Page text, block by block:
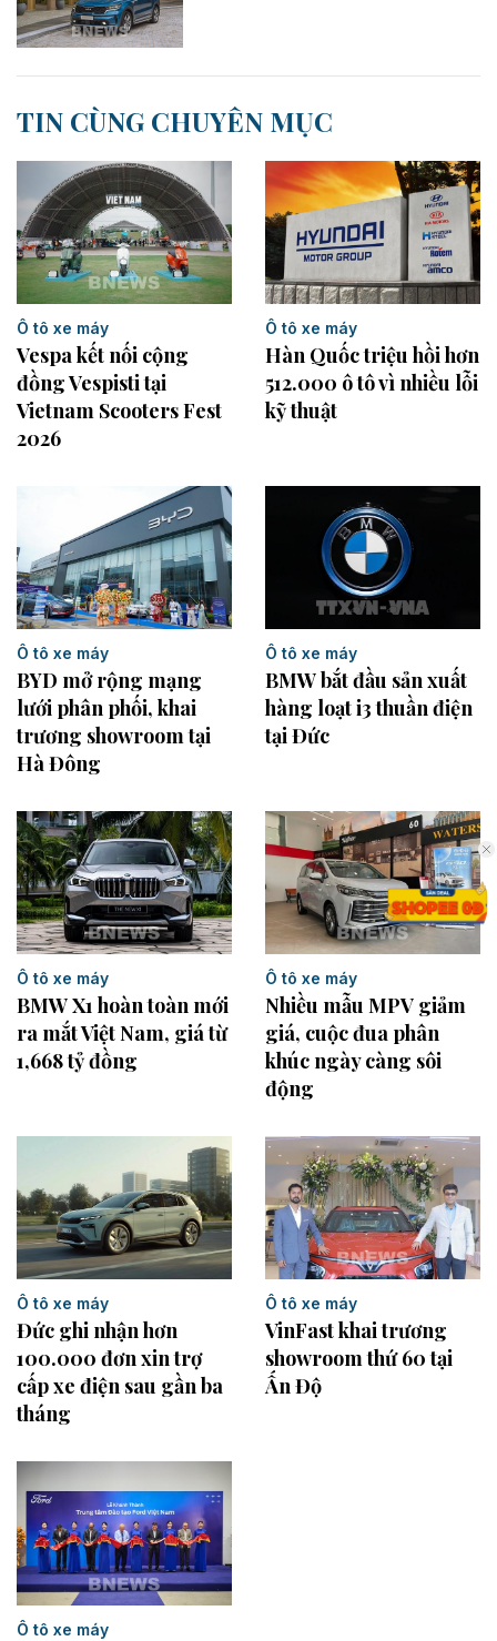
TIN CÙNG CHUYÊN MỤC
Ô tô xe máy
Vespa kết nối cộng
đồng Vespisti tại
Vietnam Scooters Fest
2026
Ô tô xe máy
Hàn Quốc triệu hồi hơn
512.000 ô tô vì nhiều lỗi
kỹ thuật
Ô tô xe máy
BYD mở rộng mạng
lưới phân phối, khai
trương showroom tại
Hà Đông
Ô tô xe máy
BMW bắt đầu sản xuất
hàng loạt i3 thuần điện
tại Đức
Ô tô xe máy
BMW X1 hoàn toàn mới
ra mắt Việt Nam, giá từ
1,668 tỷ đồng
Ô tô xe máy
Nhiều mẫu MPV giảm
giá, cuộc đua phân
khúc ngày càng sôi
động
Ô tô xe máy
Đức ghi nhận hơn
100.000 đơn xin trợ
cấp xe điện sau gần ba
tháng
Ô tô xe máy
VinFast khai trương
showroom thứ 60 tại
Ấn Độ
Ô tô xe máy